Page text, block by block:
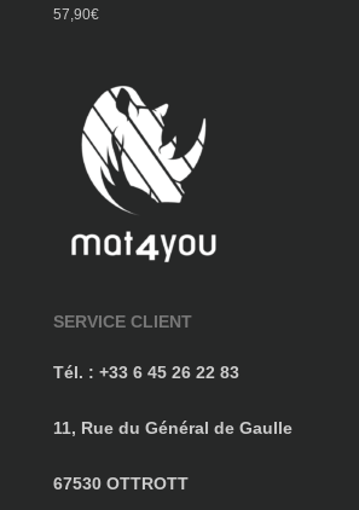
Note
sur 5
57,90€
SERVICE CLIENT
Tél. : +33 6 45 26 22 83
11, Rue du Général de Gaulle
67530 OTTROTT